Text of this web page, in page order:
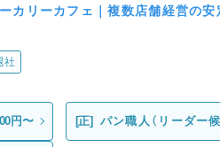
カリーカフェ｜複数店舗経営の
社
円〜 [正] パン職人（リーダー候